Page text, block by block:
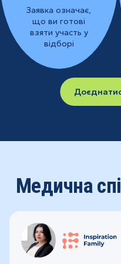
Заявка означає,
що ви готові
взяти участь у
відборі
Медична